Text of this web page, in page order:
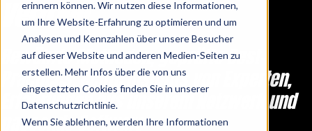
erinnern können. Wir nutzen diese Informationen,
um Ihre Website-Erfahrung zu optimieren und um
Analysen und Kennzahlen über unsere Besucher
auf dieser Website und anderen Medien-Seiten zu
erstellen. Mehr Infos über die von uns
eingesetzten Cookies finden Sie in unserer
Datenschutzrichtlinie.
Wenn Sie ablehnen, werden Ihre Informationen
Vertrieb.
Bewährte Methoden, geprüfte Best-
Practices, echte Insights von Experten,
Erfahrungen aus unserem Netzwerk und
passende Software